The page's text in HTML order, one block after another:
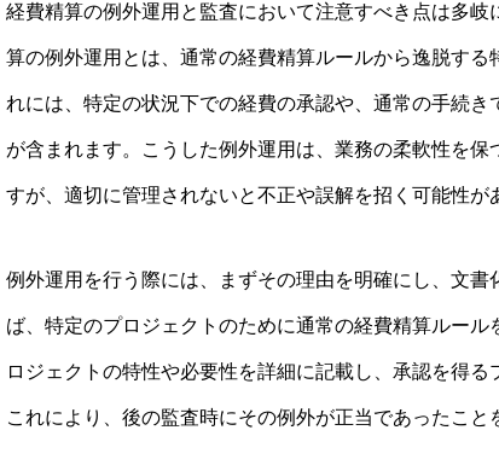
経費精算の例外運用と監査において注意すべき点は多岐
算の例外運用とは、通常の経費精算ルールから逸脱する
れには、特定の状況下での経費の承認や、通常の手続き
が含まれます。こうした例外運用は、業務の柔軟性を保
すが、適切に管理されないと不正や誤解を招く可能性が
例外運用を行う際には、まずその理由を明確にし、文書
ば、特定のプロジェクトのために通常の経費精算ルール
ロジェクトの特性や必要性を詳細に記載し、承認を得る
これにより、後の監査時にその例外が正当であったこと